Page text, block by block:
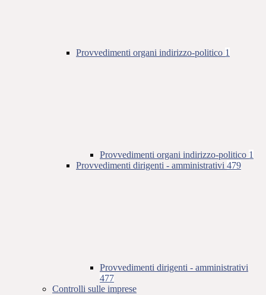
Provvedimenti organi indirizzo-politico 1
Provvedimenti organi indirizzo-politico 1
Provvedimenti dirigenti - amministrativi 479
Provvedimenti dirigenti - amministrativi
477
Controlli sulle imprese